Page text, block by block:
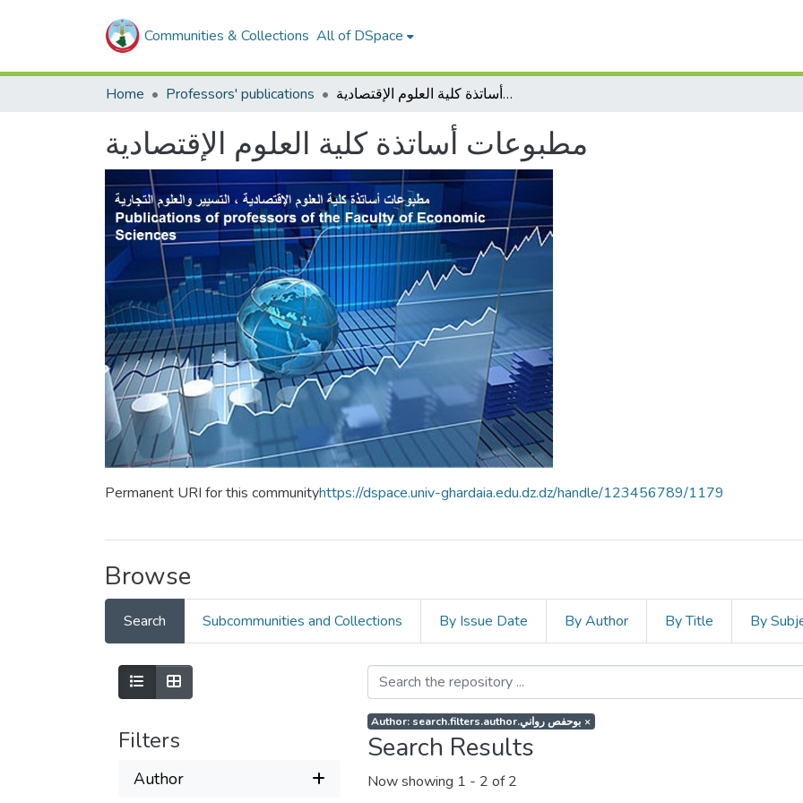
Communities & Collections All of DSpace
Home Professors' publications مطبوعات أساتذة كلية العلوم الإقتصادية
مطبوعات أساتذة كلية العلوم الإقتصادية
Permanent URI for this communityhttps://dspace.univ-ghardaia.edu.dz.dz/handle/123456789/1179
Browse
Search Subcommunities and Collections By Issue Date By Author By Title By
Filters
Author
Author: search.filters.author.بوحفص رواني ×
Search Results
Now showing 1 - 2 of 2